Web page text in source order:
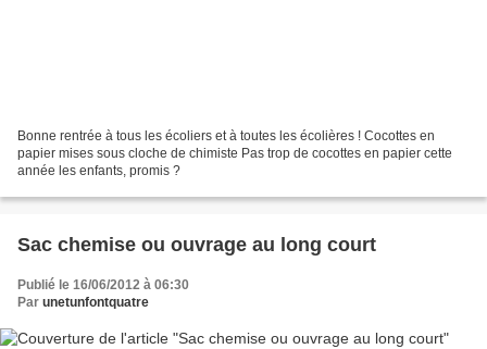
Bonne rentrée à tous les écoliers et à toutes les écolières ! Cocottes en
papier mises sous cloche de chimiste Pas trop de cocottes en papier cette
année les enfants, promis ?
Sac chemise ou ouvrage au long court
Publié le 16/06/2012 à 06:30
Par unetunfontquatre